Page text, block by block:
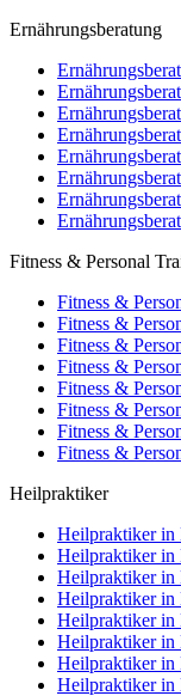
Ernährungsberatung
Fitness & Personal
Fitness &
Fitness &
Fitness &
Fitness &
Fitness &
Fitness &
Fitness &
Fitness &
Heilpraktiker
Heilpraktiker in
Heilpraktiker in
Heilpraktiker in
Heilpraktiker in
Heilpraktiker in
Heilpraktiker in
Heilpraktiker in
Heilpraktiker in